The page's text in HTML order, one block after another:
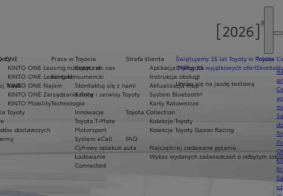
Świętujemy 35 lat Toyoty w Polsce
Odkryj 35 wyjątkowych ofert
Umów się na jazdę testową
Praca w Toyocie
Dołącz do nas
Kontakt
Skontaktuj się z nami
Salony i serwisy Toyoty
Technologie
Innowacje
Toyota T-Mate
Motorsport
System eCall
Cyfrowy opiekun auta
Ładowanie
Connected
Toyota
ONE
KINTO ONE Leasing niższych rat
KINTO ONE Leasing konsumencki
KINTO ONE Najem
KINTO ONE Zarządzanie flotą
KINTO Mobility
Trade
Toyoty
dostawczych
Strefa klienta
Aplikacja MyToyota
Instrukcje obsługi
Aktualizacja map
System Bluetooth®
Karty Ratownicze
Toyota Collection
Kolekcje Toyoty
Kolekcje Toyoty Gazoo Racing
FAQ
Najczęściej zadawane pytania
Wykaz wydanych zaświadczeń o odbytym